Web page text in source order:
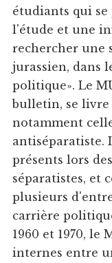
étudiants qui
l'étude et une
rechercher une
jurassien, dans
politique». Le
bulletin, se livre
notamment
antiséparatiste.
présents lors
séparatistes, et
plusieurs
carrière
1960 et 1970, le
internes entre